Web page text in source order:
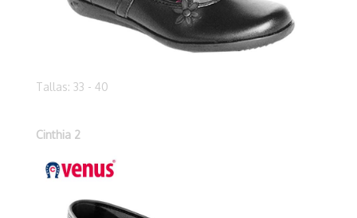
Tallas: 33 - 40
Cinthia 2